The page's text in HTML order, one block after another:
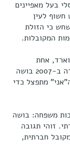
בעל מאפיינים
חשוף לעין
כי הזולת
המקובלות.
אחת
מחוקרות הקוגניציה המפורסמות בעולם, הגדירה ב-2007 בושה
מתפצל כדי
משפחה: בושה
זוהי תגובה
חברתית,